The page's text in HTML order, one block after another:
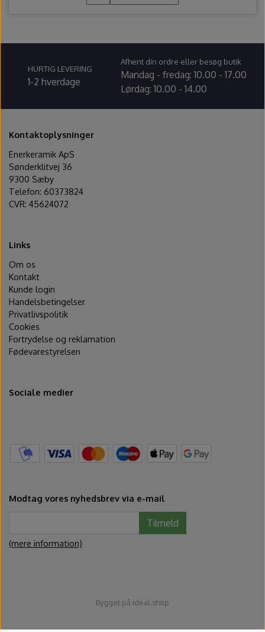
HURTIG LEVERING
1-2 hverdage
Afhent din ordre eller besøg butik
Mandag - fredag: 10.00 - 17.00
Lørdag: 10.00 - 14.00
Kontaktoplysninger
Enerkeramik ApS
Sønderklitvej 36
9300 Sæby
Telefon: 60373824
CVR: 45624072
Links
Om os
Kontakt
Kunde login
Handelsbetingelser
Privatlivspolitik
Cookies
Fortrydelse og reklamation
Fødevarestyrelsen
Sociale medier
Modtag vores nyhedsbrev via e-mail
Tilmeld
(mere information)
Bygget på ideal.shop